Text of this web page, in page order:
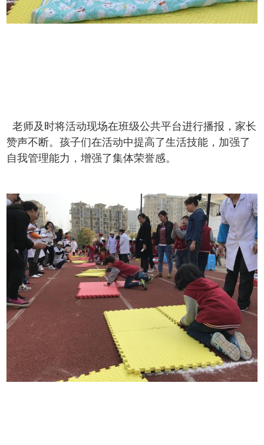
老师及时将活动现场在班级公共平台进行播报，家长
赞声不断。孩子们在活动中提高了生活技能，加强了
自我管理能力，增强了集体荣誉感。